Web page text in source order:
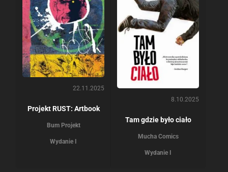
22.11.2025
Projekt RUST: Artbook
Bum Projekt
Wydanie I
8.10.2025
Tam gdzie było ciało
Mucha Comics
Wydanie I